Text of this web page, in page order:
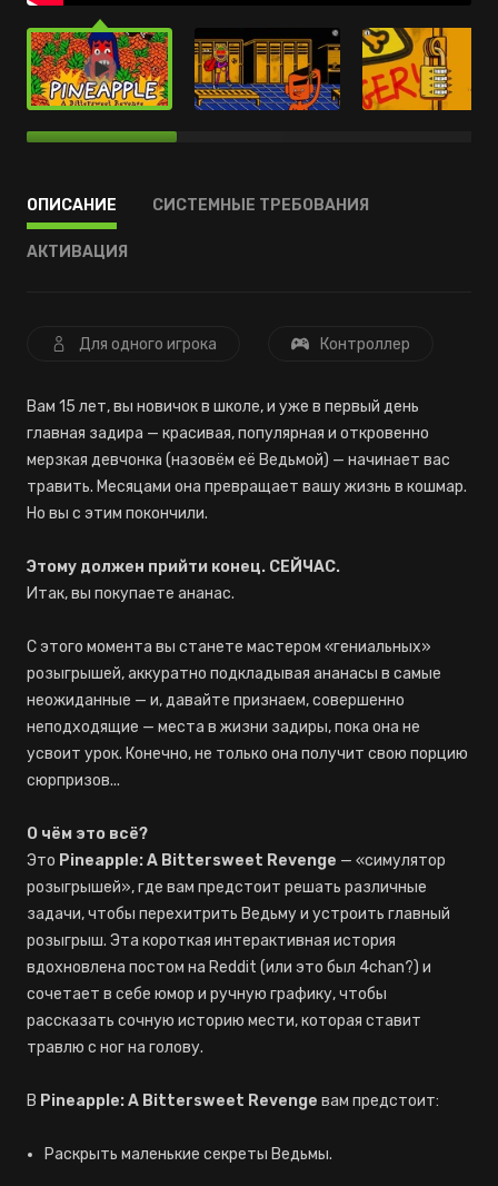
ОПИСАНИЕ СИСТЕМНЫЕ ТРЕБОВАНИЯ
АКТИВАЦИЯ
Для одного игрока Контроллер
Вам 15 лет, вы новичок в школе, и уже в первый день
главная задира — красивая, популярная и откровенно
мерзкая девчонка (назовём её Ведьмой) — начинает вас
травить. Месяцами она превращает вашу жизнь в кошмар.
Но вы с этим покончили.
Этому должен прийти конец. СЕЙЧАС.
Итак, вы покупаете ананас.
С этого момента вы станете мастером «гениальных»
розыгрышей, аккуратно подкладывая ананасы в самые
неожиданные — и, давайте признаем, совершенно
неподходящие — места в жизни задиры, пока она не
усвоит урок. Конечно, не только она получит свою порцию
сюрпризов...
О чём это всё?
Это Pineapple: A Bittersweet Revenge — «симулятор
розыгрышей», где вам предстоит решать различные
задачи, чтобы перехитрить Ведьму и устроить главный
розыгрыш. Эта короткая интерактивная история
вдохновлена постом на Reddit (или это был 4chan?) и
сочетает в себе юмор и ручную графику, чтобы
рассказать сочную историю мести, которая ставит
травлю с ног на голову.
В Pineapple: A Bittersweet Revenge вам предстоит:
Раскрыть маленькие секреты Ведьмы.